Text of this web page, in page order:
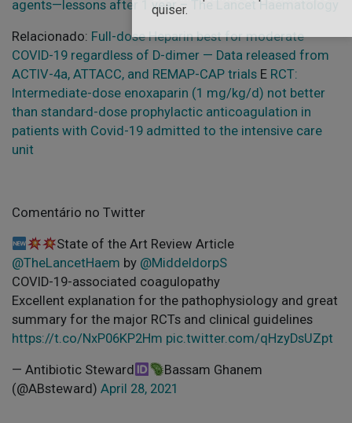
agents—lessons after 1 year – The Lancet Haematology
Relacionado: Full-dose Heparin best for moderate
COVID-19 regardless of D-dimer — Data released from
ACTIV-4a, ATTACC, and REMAP-CAP trials E RCT:
Intermediate-dose enoxaparin (1 mg/kg/d) not better
than standard-dose prophylactic anticoagulation in
patients with Covid-19 admitted to the intensive care
unit
Comentário no Twitter
State of the Art Review Article
@TheLancetHaem by @MiddeldorpS
COVID-19-associated coagulopathy
Excellent explanation for the pathophysiology and great
summary for the major RCTs and clinical guidelines
https://t.co/NxP06KP2Hm pic.twitter.com/qHzyDsUZpt
— Antibiotic Steward
Bassam Ghanem
(@ABsteward) April 28, 2021
quiser.